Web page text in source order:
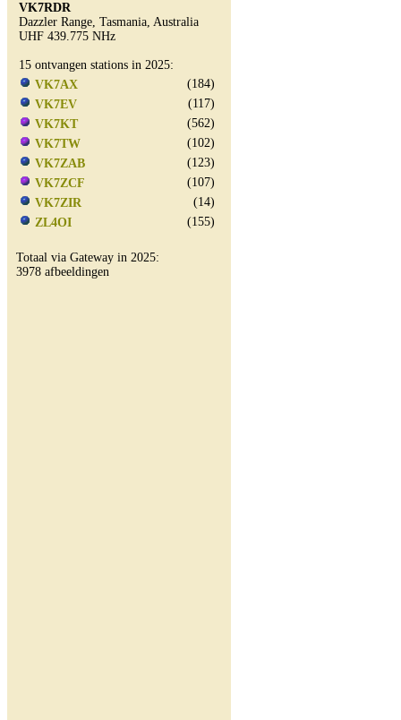
VK7RDR
Dazzler Range, Tasmania, Australia
UHF 439.775 NHz
15 ontvangen stations in 2025:
VK7AX
(184)
VK7EV
(117)
VK7KT
(562)
VK7TW
(102)
VK7ZAB
(123)
VK7ZCF
(107)
VK7ZIR
(14)
ZL4OI
(155)
Totaal via Gateway in 2025:
3978 afbeeldingen